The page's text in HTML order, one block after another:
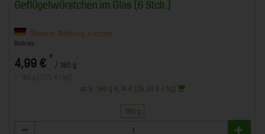
Geflügelwürstchen im Glas (6 Stck.)
Ökoland, Rehburg-Loccum
Biokreis
4,99 € * / 180 g
ab 6: 180 g 4,74 € (26,34 € / kg)
180 g
Anzahl